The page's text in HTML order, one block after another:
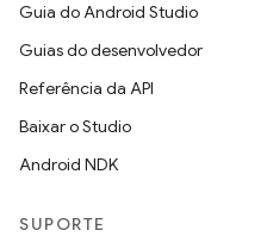
Guia do Android Studio
Guias do desenvolvedor
Referência da API
Baixar o Studio
Android NDK
SUPORTE